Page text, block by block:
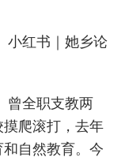
红书｜她乡论
曾全职支教两
爬滚打，去年
自然教育。今